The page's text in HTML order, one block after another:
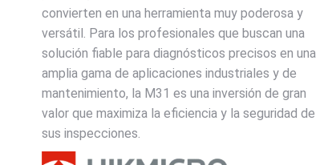
convierten en una herramienta muy poderosa y
versátil. Para los profesionales que buscan una
solución fiable para diagnósticos precisos en una
amplia gama de aplicaciones industriales y de
mantenimiento, la M31 es una inversión de gran
valor que maximiza la eficiencia y la seguridad de
sus inspecciones.